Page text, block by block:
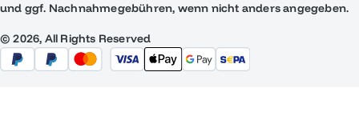
und ggf. Nachnahmegebühren, wenn nicht anders angegeben.
© 2026, All Rights Reserved